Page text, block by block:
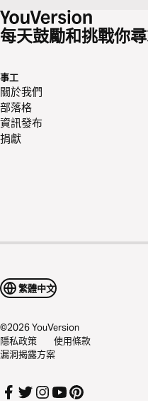
每天鼓勵和挑戰你
事工
關於我們
部落格
資訊發布
捐獻
繁體中文
©2026YouVersion
隱私政策
使用條款
漏洞揭露方案